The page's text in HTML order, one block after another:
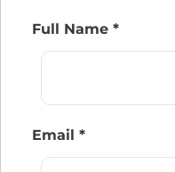
Full Name *
Email *